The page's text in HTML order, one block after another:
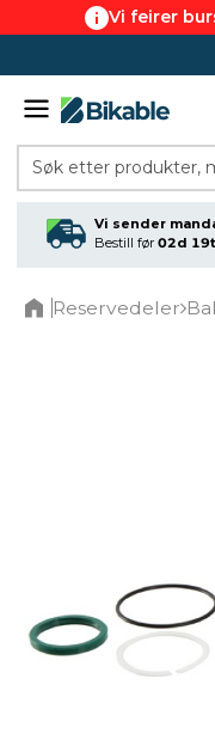
Vi feirer
Søk etter produkter,
Vi sender
Bestill før 02d
Reservedeler